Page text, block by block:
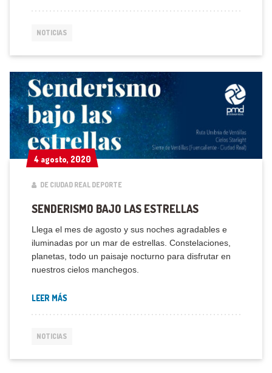
NOTICIAS
4 agosto, 2020
4 agosto, 2020
DE CIUDAD REAL DEPORTE
SENDERISMO BAJO LAS ESTRELLAS
Llega el mes de agosto y sus noches agradables e
iluminadas por un mar de estrellas. Constelaciones,
planetas, todo un paisaje nocturno para disfrutar en
nuestros cielos manchegos.
LEER MÁS
NOTICIAS